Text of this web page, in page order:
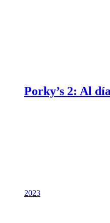
Porky’s 2: Al
2023